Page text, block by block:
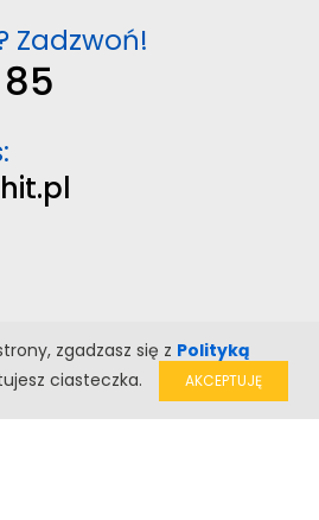
Zadzwoń!
zgadzasz się z Polityką
ciasteczka. AKCEPTUJĘ